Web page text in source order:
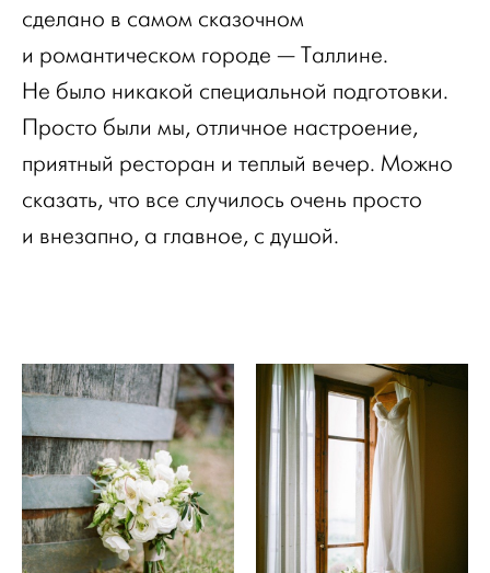
сделано в самом сказочном
и романтическом городе — Таллине.
Не было никакой специальной подготовки.
Просто были мы, отличное настроение,
приятный ресторан и теплый вечер. Можно
сказать, что все случилось очень просто
и внезапно, а главное, с душой.